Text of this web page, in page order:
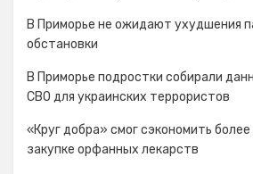
В Приморье не ожидают ухудшения
обстановки
В Приморье подростки собирали
СВО для украинских террористов
«Круг добра» смог сэкономить
закупке орфанных лекарств